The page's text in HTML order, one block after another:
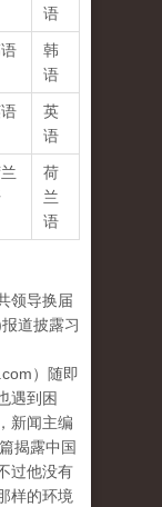
语
韩
语
英
语
荷
兰
语
领导换届
道披露习
）随即
遇到困
新闻主编
揭露中国
过他没有
样的环境